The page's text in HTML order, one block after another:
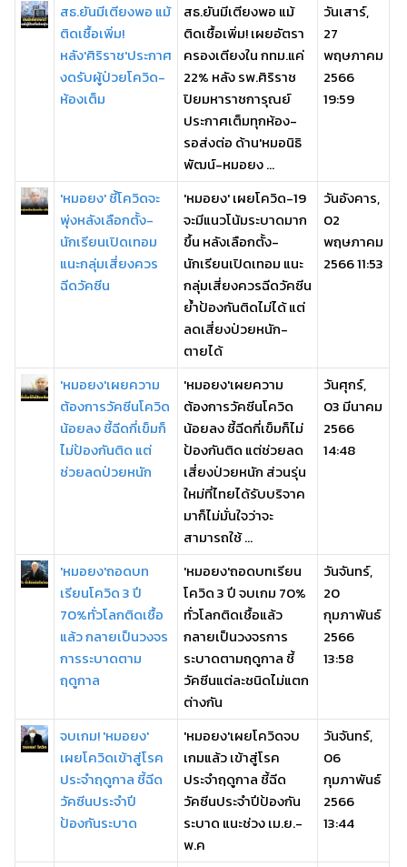
สธ.ยันมีเตียงพอ แม้
ติดเชื้อเพิ่ม!
หลัง'ศิริราช'ประกาศ
งดรับผู้ป่วยโควิด-
ห้องเต็ม
สธ.ยันมีเตียงพอ แม้
ติดเชื้อเพิ่ม! เผยอัตรา
ครองเตียงใน กทม.แค่
22% หลัง รพ.ศิริราช
ปิยมหาราชการุณย์
ประกาศเต็มทุกห้อง-
รอส่งต่อ ด้าน'หมอนิธิ
พัฒน์-หมอยง ...
วันเสาร์,
27
พฤษภาคม
2566
19:59
'หมอยง' ชี้โควิดจะ
พุ่งหลังเลือกตั้ง-
นักเรียนเปิดเทอม
แนะกลุ่มเสี่ยงควร
ฉีดวัคซีน
'หมอยง' เผยโควิด-19
จะมีแนวโน้มระบาดมาก
ขึ้น หลังเลือกตั้ง-
นักเรียนเปิดเทอม แนะ
กลุ่มเสี่ยงควรฉีดวัคซีน
ย้ำป้องกันติดไม่ได้ แต่
ลดเสี่ยงป่วยหนัก-
ตายได้
วันอังคาร,
02
พฤษภาคม
2566 11:53
'หมอยง'เผยความ
ต้องการวัคซีนโควิด
น้อยลง ชี้ฉีดกี่เข็มก็
ไม่ป้องกันติด แต่
ช่วยลดป่วยหนัก
'หมอยง'เผยความ
ต้องการวัคซีนโควิด
น้อยลง ชี้ฉีดกี่เข็มก็ไม่
ป้องกันติด แต่ช่วยลด
เสี่ยงป่วยหนัก ส่วนรุ่น
ใหม่ที่ไทยได้รับบริจาค
มาก็ไม่มั่นใจว่าจะ
สามารถใช้ ...
วันศุกร์,
03 มีนาคม
2566
14:48
'หมอยง'ถอดบท
เรียนโควิด 3 ปี
70%ทั่วโลกติดเชื้อ
แล้ว กลายเป็นวงจร
การระบาดตาม
ฤดูกาล
'หมอยง'ถอดบทเรียน
โควิด 3 ปี จบเกม 70%
ทั่วโลกติดเชื้อแล้ว
กลายเป็นวงจรการ
ระบาดตามฤดูกาล ชี้
วัคซีนแต่ละชนิดไม่แตก
ต่างกัน
วันจันทร์,
20
กุมภาพันธ์
2566
13:58
จบเกม! 'หมอยง'
เผยโควิดเข้าสู่โรค
ประจำฤดูกาล ชี้ฉีด
วัคซีนประจำปี
ป้องกันระบาด
'หมอยง'เผยโควิดจบ
เกมแล้ว เข้าสู่โรค
ประจำฤดูกาล ชี้ฉีด
วัคซีนประจำปีป้องกัน
ระบาด แนะช่วง เม.ย.-
พ.ค
วันจันทร์,
06
กุมภาพันธ์
2566
13:44